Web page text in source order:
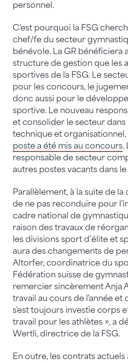
personnel.
C'est pourquoi la FSG
chef/fe du secteur
bénévole. La GR bénéficiera
structure de gestion que les
sportives de la FSG. Le
pour les concours, le
donc aussi pour le
sportive. Le nouveau
et consolider le secteur dans
technique et organisationnel,
poste a été mis au concours.
responsable de secteur
autres postes vacants dans
Parallèlement, à la suite de la
de ne pas reconduire pour
cadre national de
raison des travaux de
les divisions sport d’élite et
aura des changements de
Altorfer, coordinatrice du
Fédération suisse de
remercier sincèrement Anja
travail au cours de l'année et
s'est toujours investie corps
travail pour les athlètes », a
Wertli, directrice de la FSG.
En outre, les contrats